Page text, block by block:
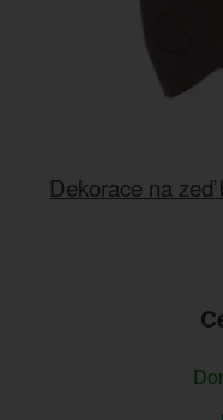
Dekorace na